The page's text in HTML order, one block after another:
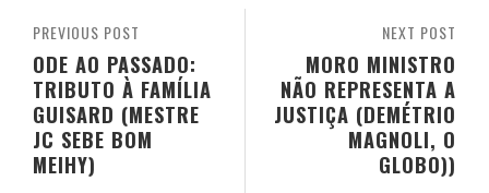
NEXT POST
MORO MINISTRO
NÃO REPRESENTA A
JUSTIÇA (DEMÉTRIO
MAGNOLI, O
GLOBO))
PREVIOUS POST
ODE AO PASSADO:
TRIBUTO À FAMÍLIA
GUISARD (MESTRE
JC SEBE BOM
MEIHY)